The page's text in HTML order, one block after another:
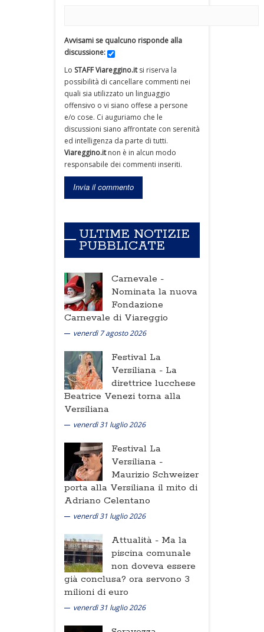
Avvisami se qualcuno risponde alla
discussione:
Lo STAFF Viareggino.itsi riserva la
possibilità di cancellare commenti nei
quali sia utilizzato un linguaggio
offensivo o vi siano offese a persone
e/o cose. Ci auguriamo che le
discussioni siano affrontate con serenità
ed intelligenza da parte di tutti.
Viareggino.itnon è in alcun modo
responsabile dei commenti inseriti.
ULTIME NOTIZIE
PUBBLICATE
Carnevale -
Nominata la nuova
Fondazione
Carnevale di Viareggio
venerdì 7 agosto 2026
Festival La
Versiliana - La
direttrice lucchese
Beatrice Venezi torna alla
Versiliana
venerdì 31 luglio 2026
Festival La
Versiliana -
Maurizio Schweizer
porta alla Versiliana il mito di
Adriano Celentano
venerdì 31 luglio 2026
Attualità - Ma la
piscina comunale
non doveva essere
già conclusa? ora servono 3
milioni di euro
venerdì 31 luglio 2026